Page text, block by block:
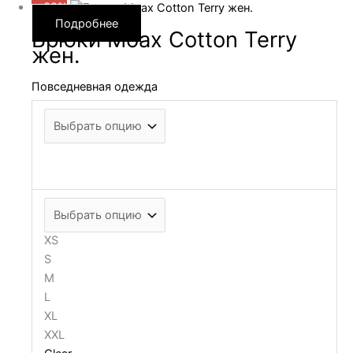
—30%
Подробнее
Брюки Moax Cotton Terry
жен.
Повседневная одежда
XS
S
M
L
XL
XXL